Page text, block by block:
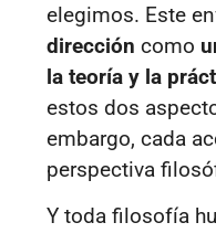
elegimos. Este
dirección como
la teoría y la
estos dos
embargo, cada
perspectiva
Y toda filosofía